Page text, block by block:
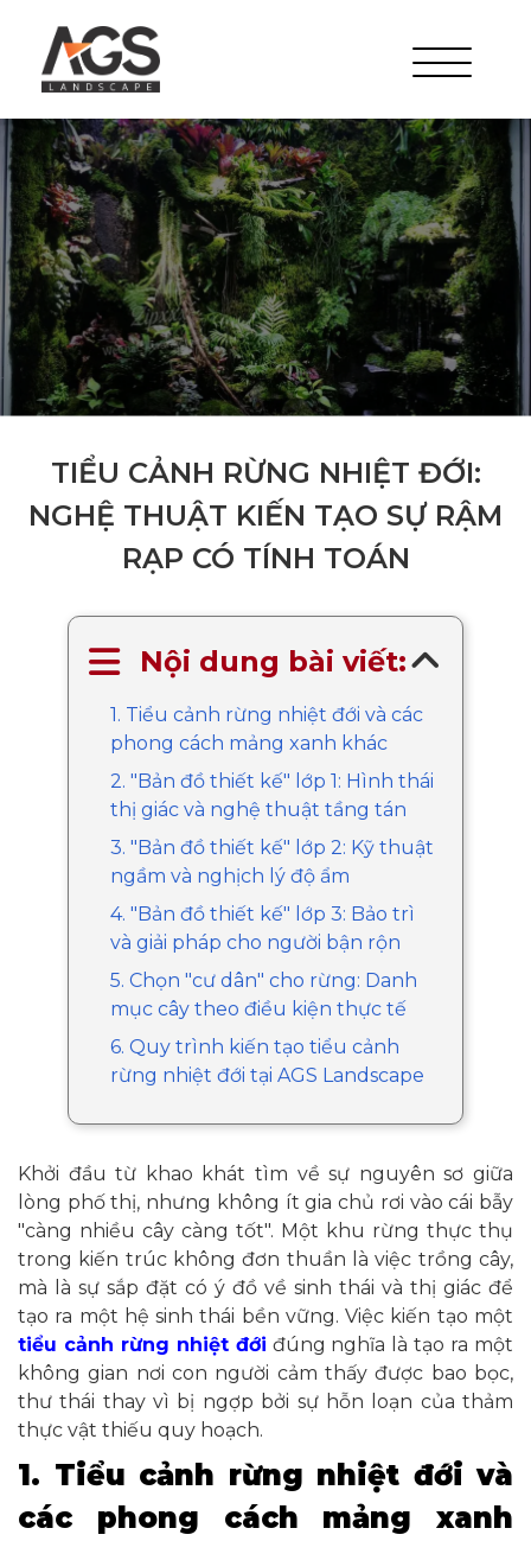
TIỂU CẢNH RỪNG NHIỆT ĐỚI:
NGHỆ THUẬT KIẾN TẠO SỰ RẬM
RẠP CÓ TÍNH TOÁN
Nội dung bài viết:
1. Tiểu cảnh rừng nhiệt đới và các
phong cách mảng xanh khác
2. "Bản đồ thiết kế" lớp 1: Hình thái
thị giác và nghệ thuật tầng tán
3. "Bản đồ thiết kế" lớp 2: Kỹ thuật
ngầm và nghịch lý độ ẩm
4. "Bản đồ thiết kế" lớp 3: Bảo trì
và giải pháp cho người bận rộn
5. Chọn "cư dân" cho rừng: Danh
mục cây theo điều kiện thực tế
6. Quy trình kiến tạo tiểu cảnh
rừng nhiệt đới tại AGS Landscape
Khởi đầu từ khao khát tìm về sự nguyên sơ giữa
lòng phố thị, nhưng không ít gia chủ rơi vào cái bẫy
"càng nhiều cây càng tốt". Một khu rừng thực thụ
trong kiến trúc không đơn thuần là việc trồng cây,
mà là sự sắp đặt có ý đồ về sinh thái và thị giác để
tạo ra một hệ sinh thái bền vững. Việc kiến tạo một
tiểu cảnh rừng nhiệt đới đúng nghĩa là tạo ra một
không gian nơi con người cảm thấy được bao bọc,
thư thái thay vì bị ngợp bởi sự hỗn loạn của thảm
thực vật thiếu quy hoạch.
1. Tiểu cảnh rừng nhiệt đới và
các phong cách mảng xanh